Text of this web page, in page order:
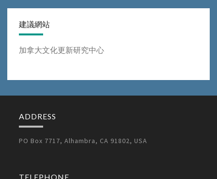
建議網站
加拿大文化更新研究中心
ADDRESS
PO Box 7717, Alhambra, CA 91802, USA
TELEPHONE